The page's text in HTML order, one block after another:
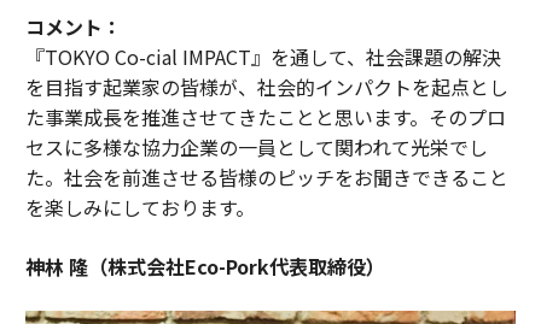
コメント：
『TOKYO Co-cial IMPACT』を通して、社会課題の解決
を目指す起業家の皆様が、社会的インパクトを起点とし
た事業成長を推進させてきたことと思います。そのプロ
セスに多様な協力企業の一員として関われて光栄でし
た。社会を前進させる皆様のピッチをお聞きできること
を楽しみにしております。
神林 隆（株式会社Eco-Pork代表取締役）